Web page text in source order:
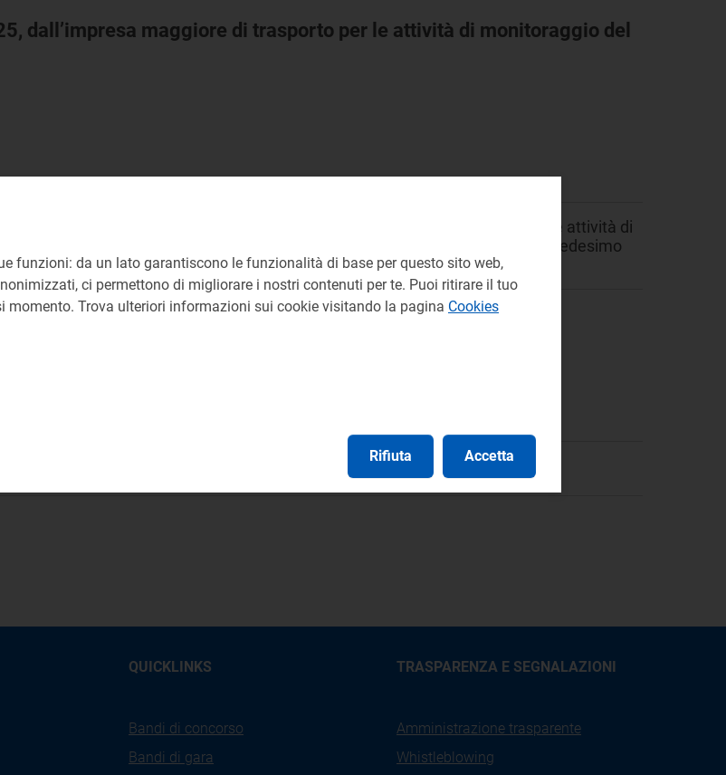
dall’impresa maggiore di trasporto per le attività di monitoraggio del
provvedimento si approva, ai sensi del TIMMIG, il consuntivo 2025 relativo alle attività di
mercato all’ingrosso del gas svolte dall’impresa maggiore di trasporto nel medesimo
gas
QUICKLINKS
Bandi di concorso
Bandi di gara
TRASPARENZA E SEGNALAZIONI
Amministrazione trasparente
Whistleblowing
funzioni: da un lato garantiscono le funzionalità di base per questo sito web,
ci permettono di migliorare i nostri contenuti per te. Puoi ritirare il tuo
Trova ulteriori informazioni sui cookie visitando la pagina Cookies
Rifiuta Accetta